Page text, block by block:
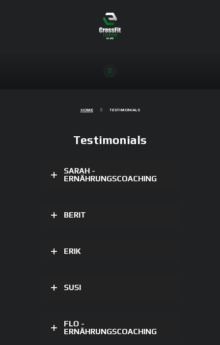
HOME TESTIMONIALS
Testimonials
SARAH -
ERNÄHRUNGSCOACHING
BERIT
ERIK
SUSI
FLO -
ERNÄHRUNGSCOACHING